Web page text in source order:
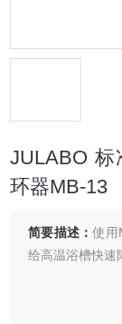
JULABO
环器MB-13
简要描述：使用
给高温浴槽快速